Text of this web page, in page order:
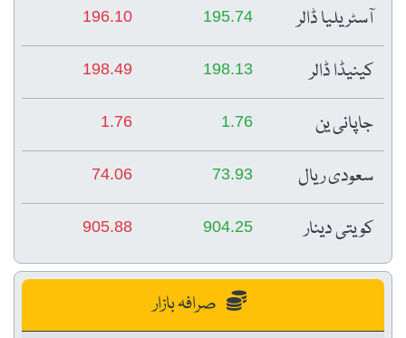
آسٹریلیا ڈالر 195.74
196.10
کینیڈا ڈالر 198.13
198.49
جاپانی ین 1.76
1.76
سعودی ریال 73.93
74.06
کویتی دینار 904.25
905.88
صرافہ بازار